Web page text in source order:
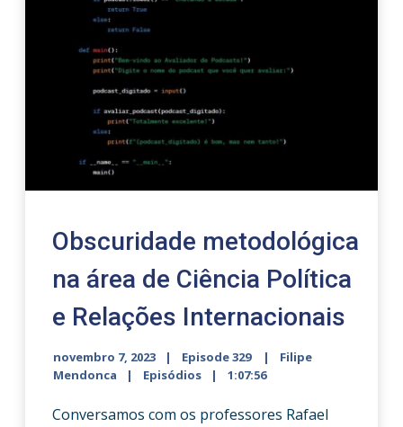
Obscuridade metodológica
na área de Ciência Política
e Relações Internacionais
novembro 7, 2023 Episode 329
Filipe
Mendonca
Episódios 1:07:56
Conversamos com os professores Rafael